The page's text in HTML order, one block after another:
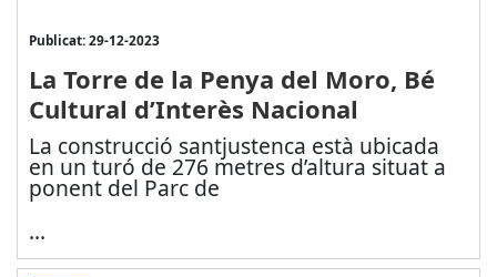
Publicat: 29-12-2023
La Torre de la Penya del Moro, Bé
Cultural d’Interès Nacional
La construcció santjustenca està ubicada
en un turó de 276 metres d’altura situat a
ponent del Parc de
...